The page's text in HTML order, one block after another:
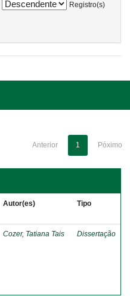
Registro(s)
Anterior 1 Póximo
Autor(es) Tipo
Cozer, Tatiana Tais Dissertação